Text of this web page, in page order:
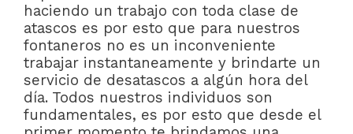
haciendo un trabajo con toda clase de
atascos es por esto que para nuestros
fontaneros no es un inconveniente
trabajar instantaneamente y brindarte un
servicio de desatascos a algún hora del
día. Todos nuestros individuos son
fundamentales, es por esto que desde el